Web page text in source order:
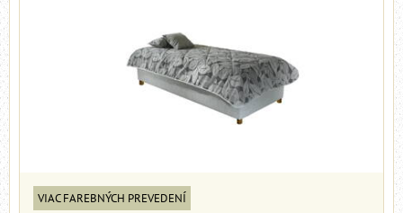
VIAC FAREBNÝCH PREVEDENÍ